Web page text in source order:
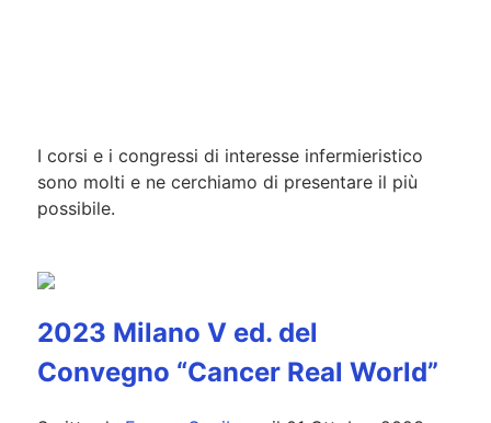
I corsi e i congressi di interesse infermieristico
sono molti e ne cerchiamo di presentare il più
possibile.
2023 Milano V ed. del
Convegno “Cancer Real World”